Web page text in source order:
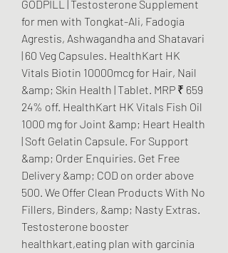
GODPILL | Testosterone Supplement
for men with Tongkat-Ali, Fadogia
Agrestis, Ashwagandha and Shatavari
| 60 Veg Capsules. HealthKart HK
Vitals Biotin 10000mcg for Hair, Nail
&amp; Skin Health | Tablet. MRP ₹ 659
24% off. HealthKart HK Vitals Fish Oil
1000 mg for Joint &amp; Heart Health
| Soft Gelatin Capsule. For Support
&amp; Order Enquiries. Get Free
Delivery &amp; COD on order above
500. We Offer Clean Products With No
Fillers, Binders, &amp; Nasty Extras.
Testosterone booster
healthkart,eating plan with garcinia